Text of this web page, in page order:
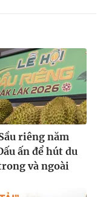
riêng năm
ấn để hút du
và ngoài